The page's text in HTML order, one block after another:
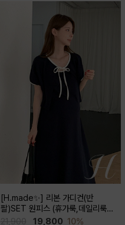
[H.made✨] 리본 가디건(반
팔)SET 원피스 (휴가룩,데일리룩/
체형완벽커버/임산부,출산후 누구나
19,800 10%